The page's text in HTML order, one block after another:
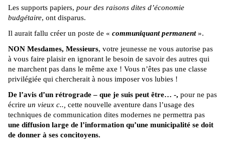
Les supports papiers, pour des raisons dites d’économie
budgétaire, ont disparus.
Il aurait fallu créer un poste de « communiquant permanent».
NON Mesdames, Messieurs, votre jeunesse ne vous autorise pas
à vous faire plaisir en ignorant le besoin de savoir des autres qui
ne marchent pas dans le même axe ! Vous n’êtes pas une classe
privilégiée qui chercherait à nous imposer vos lubies !
De l’avis d’un rétrograde – que je suis peut être… -, pour ne pas
écrire un vieux c.., cette nouvelle aventure dans l’usage des
techniques de communication dites modernes ne permettra pas
une diffusion large de l’information qu’une municipalité se doit
de donner à ses concitoyens.